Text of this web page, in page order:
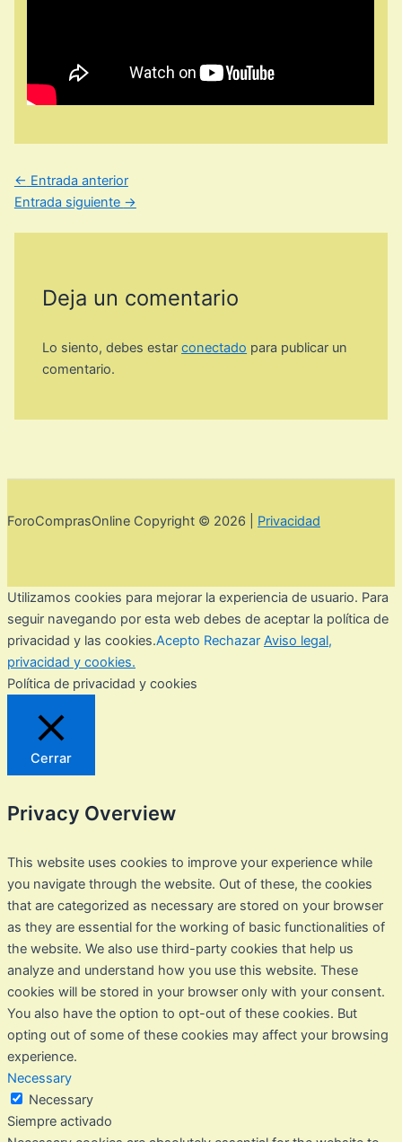
← Entrada anterior
Entrada siguiente →
Deja un comentario
Lo siento, debes estarconectado para publicar un
comentario.
ForoComprasOnline Copyright © 2026 | Privacidad
Utilizamos cookies para mejorar la experiencia de usuario. Para
seguir navegando por esta web debes de aceptar la política de
privacidad y las cookies.Acepto Rechazar Aviso legal,
privacidad y cookies.
Política de privacidad y cookies
Cerrar
Privacy Overview
This website uses cookies to improve your experience while
you navigate through the website. Out of these, the cookies
that are categorized as necessary are stored on your browser
as they are essential for the working of basic functionalities of
the website. We also use third-party cookies that help us
analyze and understand how you use this website. These
cookies will be stored in your browser only with your consent.
You also have the option to opt-out of these cookies. But
opting out of some of these cookies may affect your browsing
experience.
Necessary
Necessary
Siempre activado